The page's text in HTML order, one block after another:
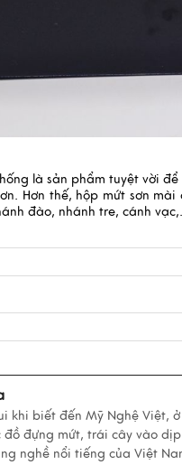
là sản phẩm tuyệt vời
Hơn thế, hộp mứt sơn
đào, nhánh tre, cánh
khi biết đến Mỹ Nghệ Việt,
đồ đựng mứt, trái cây vào
nghề nổi tiếng của Việt